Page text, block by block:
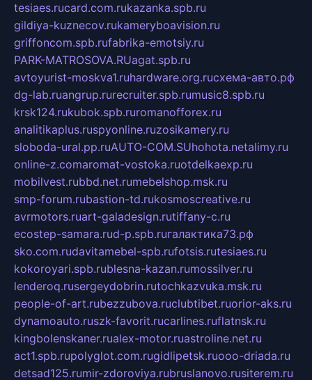
tesiaes.rucard.com.rukazanka.spb.ru
gildiya-kuznecov.rukameryboavision.ru
griffoncom.spb.rufabrika-emotsiy.ru
PARK-MATROSOVA.RUagat.spb.ru
avtoyurist-moskva1.ruhardware.org.ruсхема-авто.рф
dg-lab.ruangrup.rurecruiter.spb.rumusic8.spb.ru
krsk124.rukubok.spb.ruromanofforex.ru
analitikaplus.ruspyonline.ruzosikamery.ru
sloboda-ural.pp.ruAUTO-COM.SUhohota.netalimy.ru
online-z.comaromat-vostoka.ruotdelkaexp.ru
mobilvest.rubbd.net.rumebelshop.msk.ru
smp-forum.rubastion-td.rukosmoscreative.ru
avrmotors.ruart-galadesign.rutiffany-c.ru
ecostep-samara.rud-p.spb.ruгалактика73.рф
sko.com.rudavitamebel-spb.rufotsis.rutesiaes.ru
kokoroyari.spb.rublesna-kazan.rumossilver.ru
lenderoq.rusergeydobrin.rutochkazvuka.msk.ru
people-of-art.rubezzubova.ruclubtibet.ruorior-aks.ru
dynamoauto.ruszk-favorit.rucarlines.ruflatnsk.ru
kingbolenskaner.rualex-motor.ruastroline.net.ru
act1.spb.rupolyglot.com.rugidlipetsk.ruooo-driada.ru
detsad125.rumir-zdoroviya.rubruslanovo.rusiterem.ru